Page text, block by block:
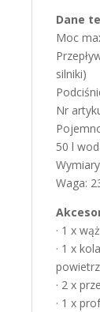
Dane
Moc
silniki)
Nr
50 l
Waga:
· 1 x
· 1 x
· 2 x
· 1 x